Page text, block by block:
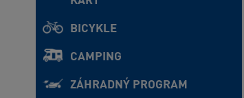
BICYKLE
CAMPING
ZÁHRADNÝ PROGRAM